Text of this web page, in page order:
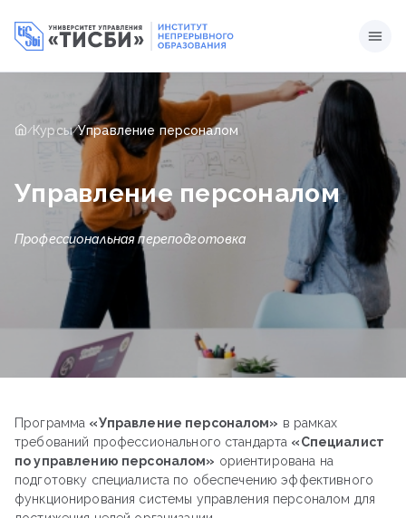
/Курсы/Управление персоналом
Управление персоналом
Профессиональная переподготовка
Программа «Управление персоналом» в рамках
требований профессионального стандарта «Специалист
по управлению персоналом» ориентирована на
подготовку специалиста по обеспечению эффективного
функционирования системы управления персоналом для